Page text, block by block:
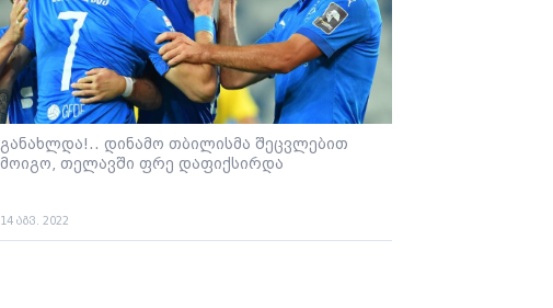
განახლდა!.. დინამო თბილისმა შეცვლებით
მოიგო, თელავში ფრე დაფიქსირდა
14 აგვ. 2022